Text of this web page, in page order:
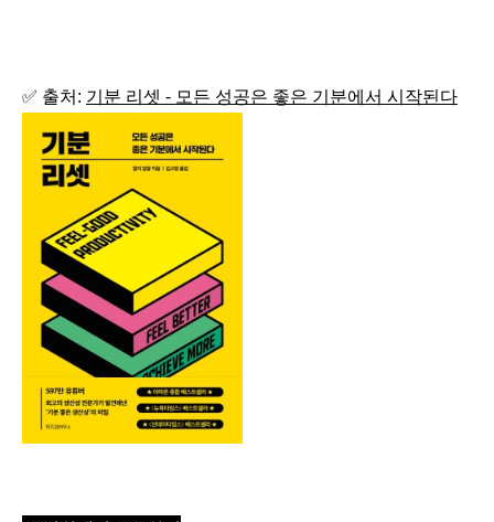
✅ 출처: 기분 리셋 - 모든 성공은 좋은 기분에서 시작된다